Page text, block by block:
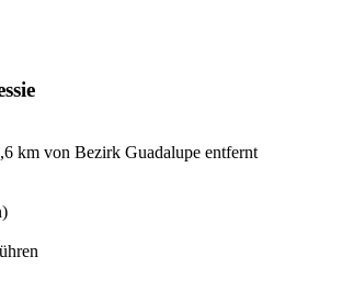
km von Bezirk Guadalupe entfernt